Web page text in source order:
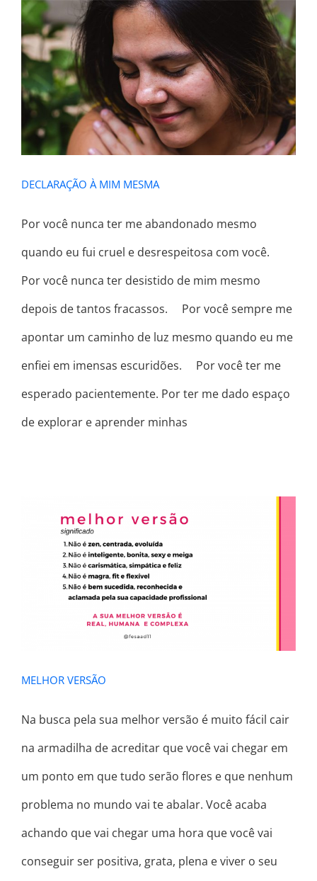
DECLARAÇÃO À MIM MESMA
DECLARAÇÃO À MIM MESMA
Por você nunca ter me abandonado mesmo
quando eu fui cruel e desrespeitosa com você. ⠀
Por você nunca ter desistido de mim mesmo
depois de tantos fracassos. ⠀ Por você sempre me
apontar um caminho de luz mesmo quando eu me
enfiei em imensas escuridões. ⠀ Por você ter me
esperado pacientemente. Por ter me dado espaço
de explorar e aprender minhas
MELHOR VERSÃO
MELHOR VERSÃO
Na busca pela sua melhor versão é muito fácil cair
na armadilha de acreditar que você vai chegar em
um ponto em que tudo serão flores e que nenhum
problema no mundo vai te abalar. Você acaba
achando que vai chegar uma hora que você vai
conseguir ser positiva, grata, plena e viver o seu